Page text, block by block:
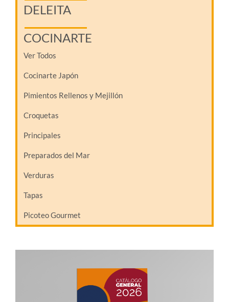
DELEITA
COCINARTE
Ver Todos
Cocinarte Japón
Pimientos Rellenos y Mejillón
Croquetas
Principales
Preparados del Mar
Verduras
Tapas
Picoteo Gourmet